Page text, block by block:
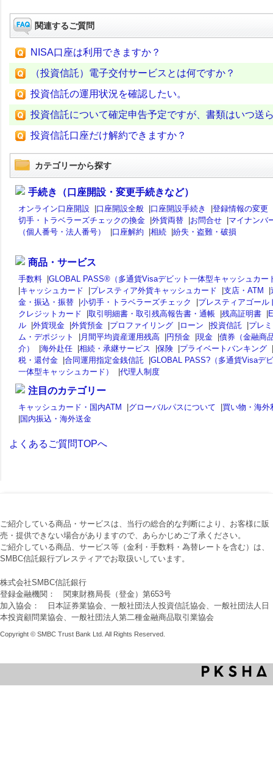
関連するご質問
NISA口座は利用できますか？
（投資信託）電子交付サービスとは何ですか？
投資信託の運用状況を確認したい。
投資信託について確定申告予定ですが、書類はいつ送
投資信託口座だけ解約できますか？
カテゴリーから探す
手続き（口座開設・変更手続きなど）
オンライン口座開設 口座開設全般 口座開設手続き
登録情報の変更
切手・トラベラーズチェックの換金
外貨両替 お問合せ
マイナンバ
（個人番号・法人番号）
口座解約 相続 紛失・盗難・破損
商品・サービス
手数料
GLOBAL PASS®（多通貨Visaデビット一体型キャッシュカー
キャッシュカード プレスティア外貨キャッシュカード 支店・ATM
金・振込・振替
小切手・トラベラーズチェック
プレスティアゴール
クレジットカード
取引明細書・取引残高報告書・通帳 残高証明書
ル
外貨現金 外貨預金 プロファイリング ローン 投資信託
プレ
ム・デポジット
月間平均資産運用残高 円預金 現金
債券（金融商
介）
海外赴任 相続・承継サービス 保険 プライベートバンキング
税・還付金
合同運用指定金銭信託
GLOBAL PASS?（多通貨Visaデ
一体型キャッシュカード）
代理人制度
注目のカテゴリー
キャッシュカード・国内ATM グローバルパスについて
買い物・海外
国内振込・海外送金
よくあるご質問TOPへ
ご紹介している商品・サービスは、当行の総合的な判断により、お客様に販
売・提供できない場合がありますので、あらかじめご了承ください。
ご紹介している商品、サービス等（金利・手数料・為替レートを含む）は、
SMBC信託銀行プレスティアでお取扱いしています。
株式会社SMBC信託銀行
登録金融機関： 関東財務局長（登金）第653号
加入協会： 日本証券業協会、一般社団法人投資信託協会、一般社団法人日
本投資顧問業協会、一般社団法人第二種金融商品取引業協会
Copyright © SMBC Trust Bank Ltd. All Rights Reserved.